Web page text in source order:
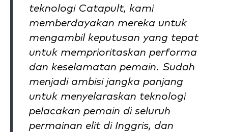
teknologi Catapult, kami
memberdayakan mereka untuk
mengambil keputusan yang tepat
untuk memprioritaskan performa
dan keselamatan pemain. Sudah
menjadi ambisi jangka panjang
untuk menyelaraskan teknologi
pelacakan pemain di seluruh
permainan elit di Inggris, dan